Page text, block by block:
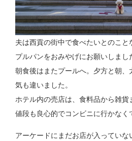
夫は西貢の街中で食べたいとのこと
プルパンをおみやげにお願いしまし
朝食後はまたプールへ。夕方と朝、
気も違いました。
ホテル内の売店は、食料品から雑貨
値段も良心的でコンビニに行かなく
アーケードにまだお店が入ってい